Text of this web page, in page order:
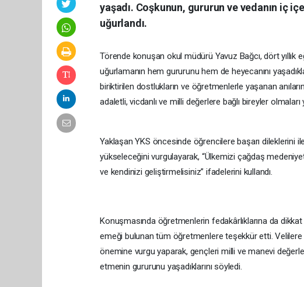
yaşadı. Coşkunun, gururun ve vedanın iç
uğurlandı.
Törende konuşan okul müdürü Yavuz Bağcı, dört
uğurlamanın hem gururunu hem de heyecanını
biriktirilen dostlukların ve öğretmenlerle yaşanan
adaletli, vicdanlı ve milli değerlere bağlı bireyler
Yaklaşan YKS öncesinde öğrencilere başarı dileklerini
yükseleceğini vurgulayarak, “Ülkemizi çağdaş
ve kendinizi geliştirmelisiniz” ifadelerini kullandı.
Konuşmasında öğretmenlerin fedakârlıklarına da
emeği bulunan tüm öğretmenlere teşekkür etti.
önemine vurgu yaparak, gençleri milli ve manevi
etmenin gururunu yaşadıklarını söyledi.